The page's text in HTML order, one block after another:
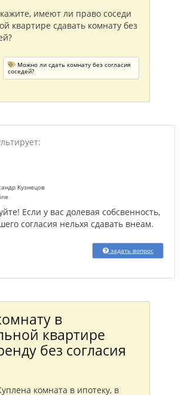
имеют ли право соседи
квартире сдавать комнату без
Можно ли сдать комнату без согласия
соседей?
Кузнецов
Если у вас долевая собсвенность,
согласия нельхя сдавать внеам.
задать вопрос
в
квартире
без согласия
комната в ипотеку, в